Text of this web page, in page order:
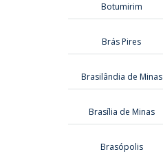
Botumirim
Brás Pires
Brasilândia de Minas
Brasília de Minas
Brasópolis